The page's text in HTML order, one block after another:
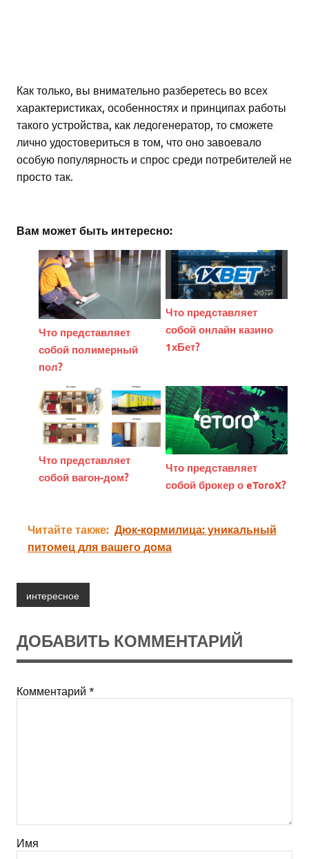
Как только, вы внимательно разберетесь во всех
характеристиках, особенностях и принципах работы
такого устройства, как ледогенератор, то сможете
лично удостовериться в том, что оно завоевало
особую популярность и спрос среди потребителей не
просто так.
Вам может быть интересно:
Что представляет
собой полимерный
пол?
Что представляет
собой онлайн казино
1хБет?
Что представляет
собой вагон-дом?
Что представляет
собой брокер о eToroX?
Читайте также: Дюк-кормилица: уникальный
питомец для вашего дома
интересное
ДОБАВИТЬ КОММЕНТАРИЙ
Комментарий *
Имя